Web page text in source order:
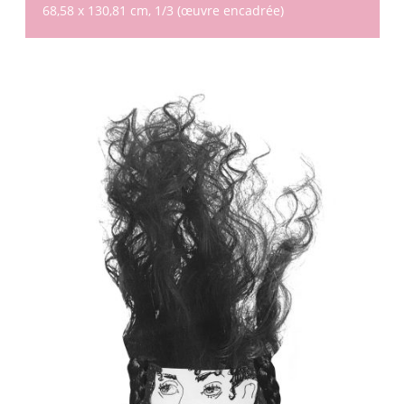
68,58 x 130,81 cm, 1/3 (œuvre encadrée)